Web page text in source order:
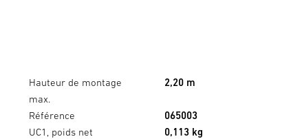
Hauteur de montage
max.
2,20 m
Référence
065003
UC1, poids net
0,113 kg